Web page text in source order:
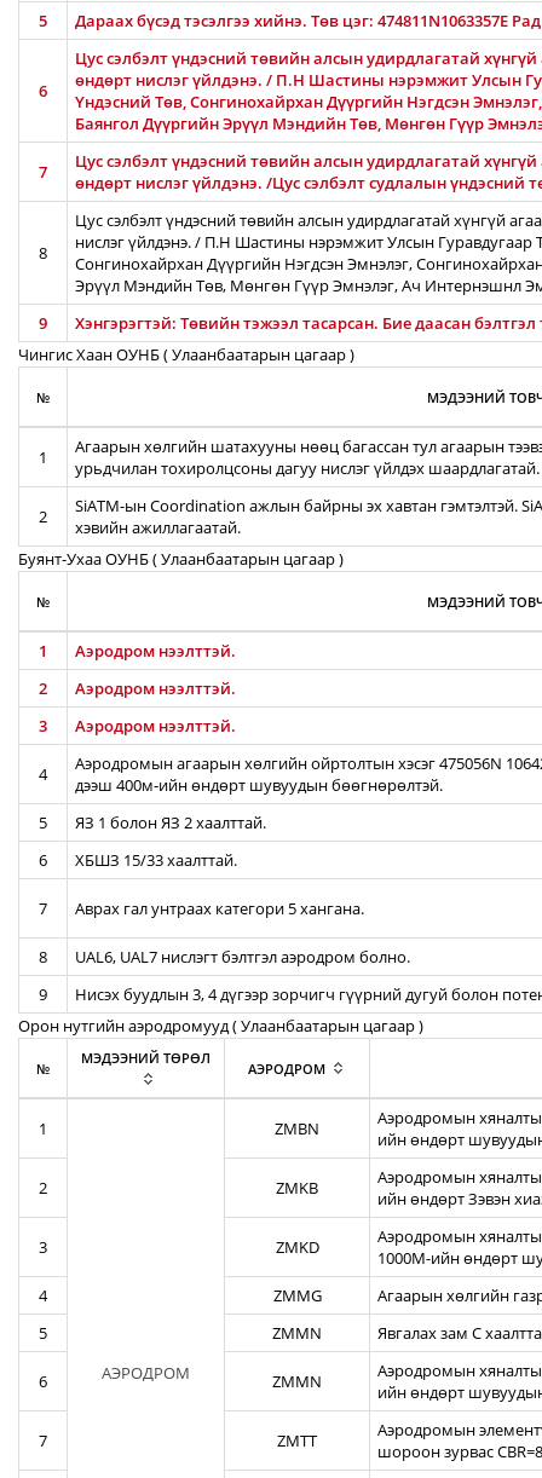
5
Дараах бүсэд тэсэлгээ хийнэ. Төв цэг: 474811N1063357E
6
Цус сэлбэлт үндэсний төвийн алсын удирдлагатай
өндөрт нислэг үйлдэнэ. / П.Н Шастины нэрэмжит Улсын
Үндэсний Төв, Сонгинохайрхан Дүүргийн Нэгдсэн
Баянгол Дүүргийн Эрүүл Мэндийн Төв, Мөнгөн Гүүр
7
Цус сэлбэлт үндэсний төвийн алсын удирдлагатай
өндөрт нислэг үйлдэнэ. /Цус сэлбэлт судлалын
8
Цус сэлбэлт үндэсний төвийн алсын удирдлагатай хүнгүй
нислэг үйлдэнэ. / П.Н Шастины нэрэмжит Улсын Гуравдугаар
Сонгинохайрхан Дүүргийн Нэгдсэн Эмнэлэг,
Эрүүл Мэндийн Төв, Мөнгөн Гүүр Эмнэлэг, Ач Интернэшнл
9
Хэнгэрэгтэй: Төвийн тэжээл тасарсан. Бие даасан
Чингис Хаан ОУНБ ( Улаанбаатарын цагаар )
№ МЭДЭЭНИЙ
1
Агаарын хөлгийн шатахууны нөөц багассан тул агаарын
урьдчилан тохиролцсоны дагуу нислэг үйлдэх шаардлагатай.
2
SiATM-ын Coordination ажлын байрны эх хавтан гэмтэлтэй.
хэвийн ажиллагаатай.
Буянт-Ухаа ОУНБ ( Улаанбаатарын цагаар )
№ МЭДЭЭНИЙ
1
Аэродром нээлттэй.
2
Аэродром нээлттэй.
3
Аэродром нээлттэй.
4
Аэродромын агаарын хөлгийн ойртолтын хэсэг 475056N
дээш 400м-ийн өндөрт шувуудын бөөгнөрөлтэй.
5
ЯЗ 1 болон ЯЗ 2 хаалттай.
6
ХБШЗ 15/33 хаалттай.
7 Аврах гал унтраах категори 5 хангана.
8
UAL6, UAL7 нислэгт бэлтгэл аэродром болно.
9
Нисэх буудлын 3, 4 дүгээр зорчигч гүүрний дугуй болон
Орон нутгийн аэродромууд ( Улаанбаатарын цагаар )
№
МЭДЭЭНИЙ ТӨРӨЛ
АЭРОДРОМ
1
АЭРОДРОМ
ZMBN
Аэродромын
ийн өндөрт
2 ZMKB
Аэродромын
ийн өндөрт Зэвэн
3 ZMKD
Аэродромын
1000М-ийн өндөрт
4
ZMMG
Агаарын хөлгийн
5
ZMMN Явгалах зам С
6 ZMMN
Аэродромын
ийн өндөрт
7 ZMTT
Аэродромын
шороон зурвас